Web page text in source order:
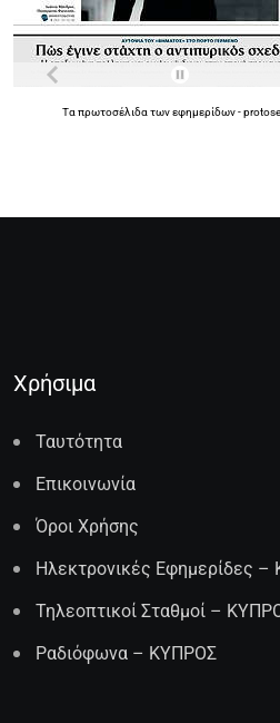
Ταπρωτοσέλιδατωνεφημερίδων-
Χρήσιμα
Ταυτότητα
Επικοινωνία
Όροι Χρήσης
Ηλεκτρονικές Εφημερίδες
Τηλεοπτικοί Σταθμοί –
Ραδιόφωνα – ΚΥΠΡΟΣ